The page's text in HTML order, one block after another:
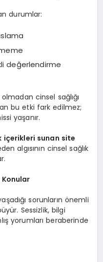
durumlar:
değerlendirme
cinsel sağlığı
bu etki fark edilmez;
yaşanır.
içerikleri sunan site
algısının cinsel sağlık
sorunların önemli
Sessizlik, bilgi
yorumları beraberinde